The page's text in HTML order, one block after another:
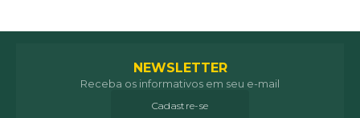
NEWSLETTER
Receba os informativos em seu e-mail
Cadastre-se